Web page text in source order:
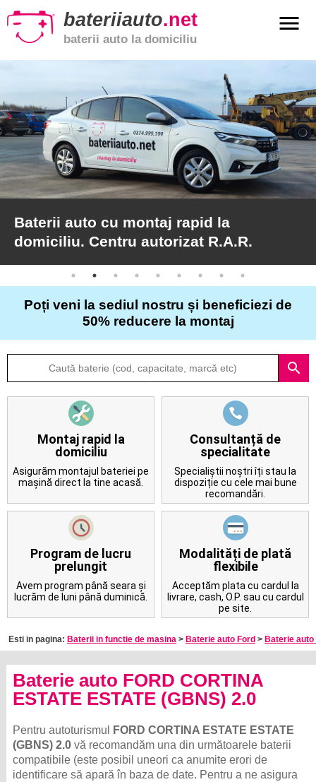
bateriiauto.net
baterii auto la domiciliu
menu
Baterii
moto
Baterii
de
camion
Articole
Despre
Contact
Baterii auto cu montaj rapid la
domiciliu. Centru autorizat R.A.R.
Poți veni la sediul nostru și beneficiezi de
50% reducere la montaj
search
Montaj rapid la
domiciliu
Asigurăm montajul bateriei pe
mașină direct la tine acasă.
Consultanță de
specialitate
Specialiștii noștri îți stau la
dispoziție cu cele mai bune
recomandări.
Program de lucru
prelungit
Avem program până seara și
lucrăm de luni până duminică.
Modalități de plată
flexibile
Acceptăm plata cu cardul la
livrare, cash, O.P. sau cu cardul
pe site.
Esti in pagina: Baterii in functie de masina > Baterie auto Ford > Baterie
Baterie auto FORD CORTINA
ESTATE ESTATE (GBNS) 2.0
Pentru autoturismul
FORD CORTINA ESTATE ESTATE
(GBNS) 2.0 vă recomandăm una din următoarele baterii
compatibile (este posibil uneori ca anumite erori de
identificare să apară în baza de date. Pentru a ne asigura